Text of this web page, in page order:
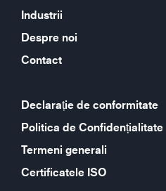
Industrii
Despre noi
Contact
Declarație de conformitate
Politica de Confidențialitate
Termeni generali
Certificatele ISO